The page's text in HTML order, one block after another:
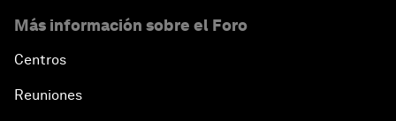
Más información sobre el Foro
Centros
Reuniones